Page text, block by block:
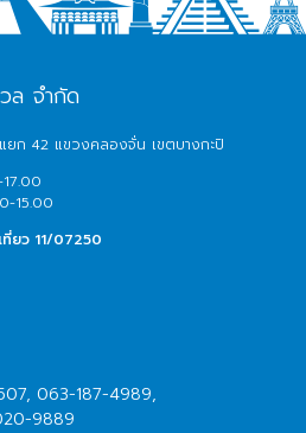
ล จำกัด
ก 42 แขวงคลองจั่น เขตบางกะปิ
15.00
ยว 11/07250
063-187-4989,
9889